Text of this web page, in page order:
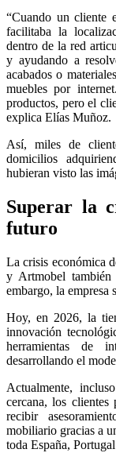
“Cuando un cliente
facilitaba la
dentro de la red
y ayudando a
acabados o
muebles por
productos, pero el
explica Elías Muñoz.
Así, miles de
domicilios
hubieran visto las
Superar la
futuro
La crisis económica
y Artmobel también
embargo, la empresa
Hoy, en 2026, la
innovación
herramientas de
desarrollando el
Actualmente,
cercana, los clientes
recibir
mobiliario gracias a
toda España,